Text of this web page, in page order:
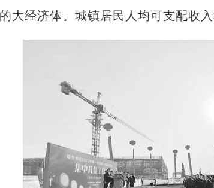
大经济体。城镇居民人均可支配收